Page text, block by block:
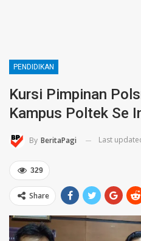
PENDIDIKAN
Kursi Pimpinan
Kampus Poltek Se
By BeritaPagi Last
329
Share